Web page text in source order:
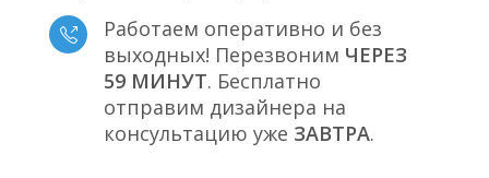
Работаем оперативно и без
выходных! Перезвоним ЧЕРЕЗ
59 МИНУТ. Бесплатно
отправим дизайнера на
консультацию уже ЗАВТРА.